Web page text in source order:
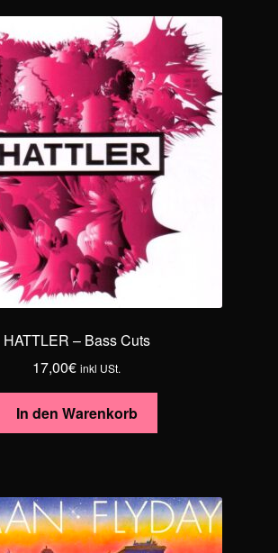
Varianten
auf.
Die
Optionen
können
auf
der
HATTLER – Bass Cuts
17,00€ inkl USt.
In den Warenkorb